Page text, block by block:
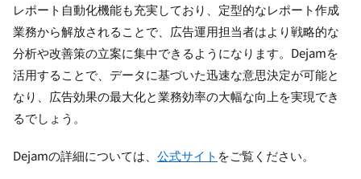
レポート自動化機能も充実しており、定型的なレポート作成
業務から解放されることで、広告運用担当者はより戦略的な
分析や改善策の立案に集中できるようになります。Dejamを
活用することで、データに基づいた迅速な意思決定が可能と
なり、広告効果の最大化と業務効率の大幅な向上を実現でき
るでしょう。
Dejamの詳細については、 公式サイト をご覧ください。